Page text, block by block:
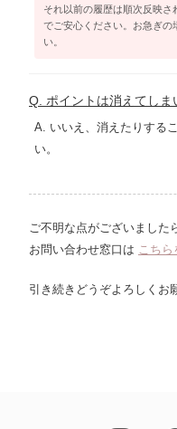
それ以前の履歴は順次反映
でご安心ください。お急ぎの
い。
Q. ポイントは消えてしま
A. いいえ、消えたりする
い。
ご不明な点がございました
お問い合わせ窓口は こち
引き続きどうぞよろしくお